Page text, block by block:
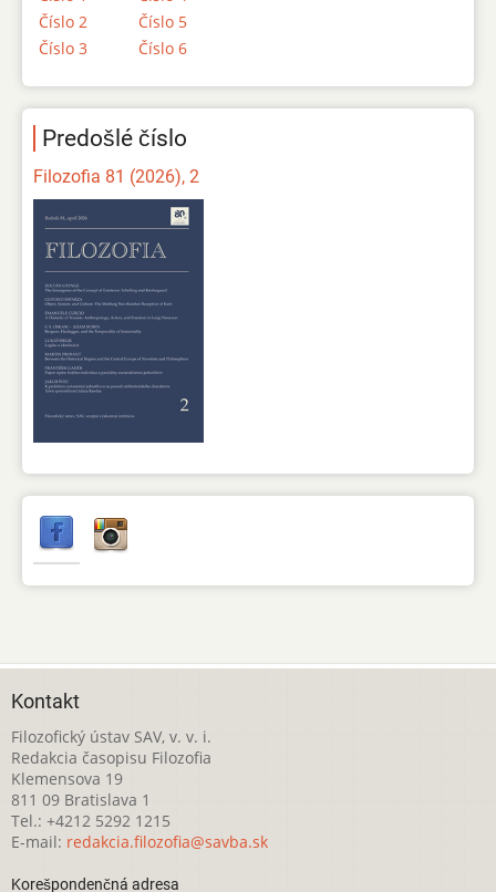
Číslo 2
Číslo 3
Číslo 5
Číslo 6
Predošlé číslo
Filozofia 81 (2026), 2
Kontakt
Filozofický ústav SAV, v. v. i.
Redakcia časopisu Filozofia
Klemensova 19
811 09 Bratislava 1
Tel.: +4212 5292 1215
E-mail: redakcia.filozofia@savba.sk
Korešpondenčná adresa